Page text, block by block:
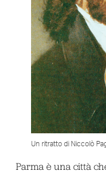
Un ritratto di Niccolò
Parma è una città